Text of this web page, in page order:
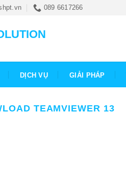
089 6617266
DỊCH VỤ GIẢI PHÁP
TEAMVIEWER 13